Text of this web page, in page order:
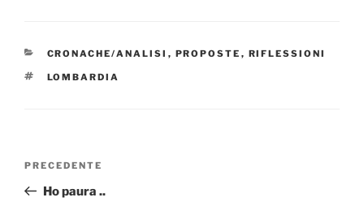
CATEGORIE
CRONACHE/ANALISI , PROPOSTE , RIFLESSIONI
TAG
LOMBARDIA
Articolo
precedente:
PRECEDENTE
Ho paura ..